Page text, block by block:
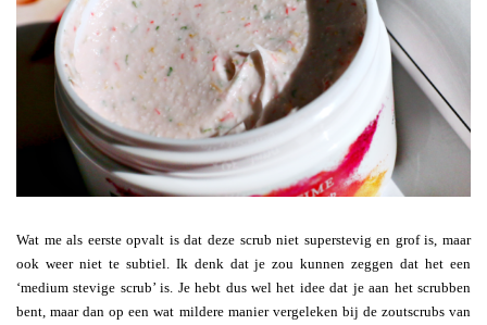
Wat me als eerste opvalt is dat deze scrub niet superstevig en grof is, maar
ook weer niet te subtiel. Ik denk dat je zou kunnen zeggen dat het een
‘medium stevige scrub’ is. Je hebt dus wel het idee dat je aan het scrubben
bent, maar dan op een wat mildere manier vergeleken bij de zoutscrubs van